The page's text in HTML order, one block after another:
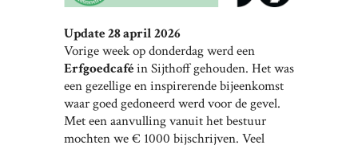
Update 28 april 2026
Vorige week op donderdag werd een
Erfgoedcaféin Sijthoff gehouden. Het was
een gezellige en inspirerende bijeenkomst
waar goed gedoneerd werd voor de gevel.
Met een aanvulling vanuit het bestuur
mochten we € 1000 bijschrijven. Veel